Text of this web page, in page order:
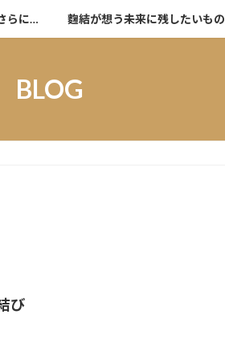
らに… 麴結が想う未来に残したいもの
BLOG
び